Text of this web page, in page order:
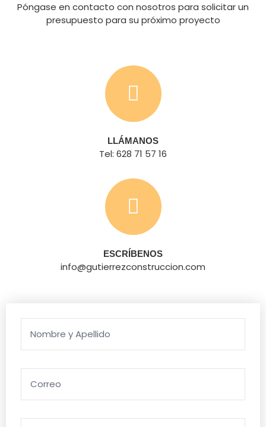
Póngase en contacto con nosotros para solicitar un
presupuesto para su próximo proyecto
LLÁMANOS
Tel: 628 71 57 16
ESCRÍBENOS
info@gutierrezconstruccion.com